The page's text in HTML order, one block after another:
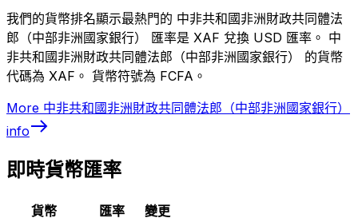
我們的貨幣排名顯示最熱門的 中非共和國非洲財政共同體法
郎（中部非洲國家銀行） 匯率是 XAF 兌換 USD 匯率。 中
非共和國非洲財政共同體法郎（中部非洲國家銀行） 的貨幣
代碼為 XAF。 貨幣符號為 FCFA。
More 中非共和國非洲財政共同體法郎（中部非洲國家銀行）
info
即時貨幣匯率
貨幣 匯率
變更